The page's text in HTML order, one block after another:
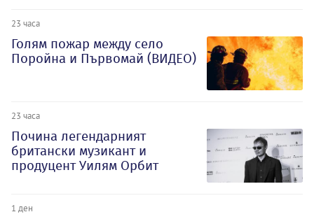
23 часа
Голям пожар между село
Поройна и Първомай (ВИДЕО)
23 часа
Почина легендарният
британски музикант и
продуцент Уилям Орбит
1 ден